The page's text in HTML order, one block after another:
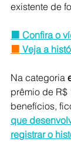
existente de
Confira o
Veja a
Na categoria
prêmio de R$
benefícios,
que
registrar o